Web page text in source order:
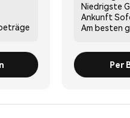
Niedrigste
Ankunft
Am besten
Per